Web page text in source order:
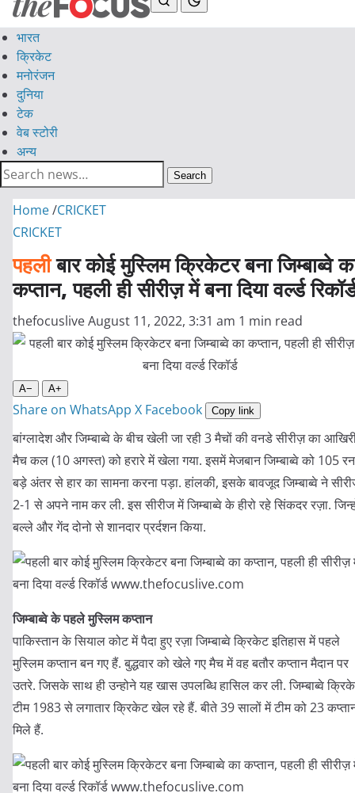
भारत
क्रिकेट
मनोरंजन
दुनिया
टेक
वेब स्टोरी
अन्य
Search
Home/CRICKET
CRICKET
पहलीबार कोई मुस्लिम क्रिकेटर बना जिम्बाब्वे
कप्तान, पहली ही सीरीज़ में बना दिया वर्ल्ड
thefocusliveAugust 11, 2022, 3:31 am 1 min read
A− A+
Share on WhatsApp X Facebook Copy link
बांग्लादेश और जिम्बाब्वे के बीच खेली जा रही 3 मैचों की वनडे सीरीज़ का
मैच कल (10 अगस्त) को हरारे में खेला गया. इसमें मेजबान जिम्बाब्वे को 105
बड़े अंतर से हार का सामना करना पड़ा. हांलकी, इसके बावजूद जिम्बाब्वे ने
2-1 से अपने नाम कर ली. इस सीरीज में जिम्बाब्वे के हीरो रहे सिंकदर रज़ा.
बल्ले और गेंद दोनो से शानदार प्रर्दशन किया.
जिम्बाब्वे के पहले मुस्लिम कप्तान
पाकिस्तान के सियाल कोट में पैदा हुए रज़ा जिम्बाब्वे क्रिकेट इतिहास में पहले
मुस्लिम कप्तान बन गए हैं. बुद्धवार को खेले गए मैच में वह बतौर कप्तान मैदान पर
उतरे. जिसके साथ ही उन्होने यह खास उपलब्धि हासिल कर ली. जिम्बाब्वे
टीम 1983 से लगातार क्रिकेट खेल रहे हैं. बीते 39 सालों में टीम को 23
मिले हैं.